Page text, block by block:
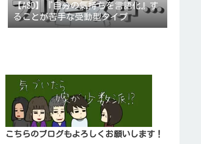
【ASD】『自分の気持ちを言語化』す
ることが苦手な受動型タイプ
こちらのブログもよろしくお願いします！